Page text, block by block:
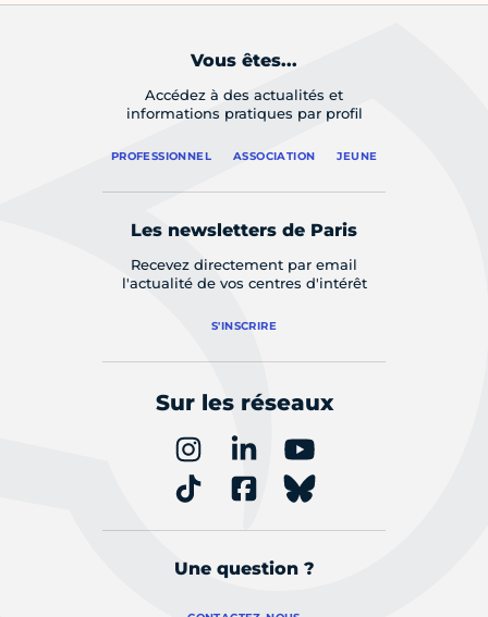
Vous êtes...
Accédez à des actualités et
informations pratiques par profil
PROFESSIONNEL ASSOCIATION JEUNE
Les newsletters de Paris
Recevez directement par email
l'actualité de vos centres d'intérêt
S'INSCRIRE
Sur les réseaux
Une question ?